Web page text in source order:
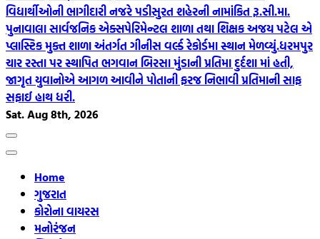
વિદ્યાર્થીઓની ભાગીદારી નજરે પડીસુરત શહેરની નામાંકિત રૂ.સી.મા.
પુનાવાલા સાર્વજનિક એક્સપેરિમેન્ટલ શાળા તથા શિક્ષક અજય પટેલ એ
પ્લાસ્ટિક મુક્ત શાળા અંતર્ગત ગીનીસ વર્લ્ડ રેકોર્ડમા સ્થાન મેળવ્યું.ધરમપુર
ચાર રસ્તા પર સ્થાપિત ભગવાન બિરસા મુંડાની પ્રતિમા દુર્દશા માં હતી,
જાગૃત યુવાનોએ આગળ આવીને પોતાની ફરજ નિભાવી પ્રતિમાની સાફ
સફાઈ હાથ ધરી.
Sat. Aug 8th, 2026
Home
ગુજરાત
કોરોના વાયરસ
મનોરંજન